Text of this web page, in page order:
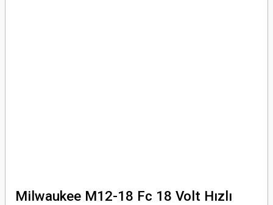
Milwaukee M12-18 Fc 18 Volt Hızlı